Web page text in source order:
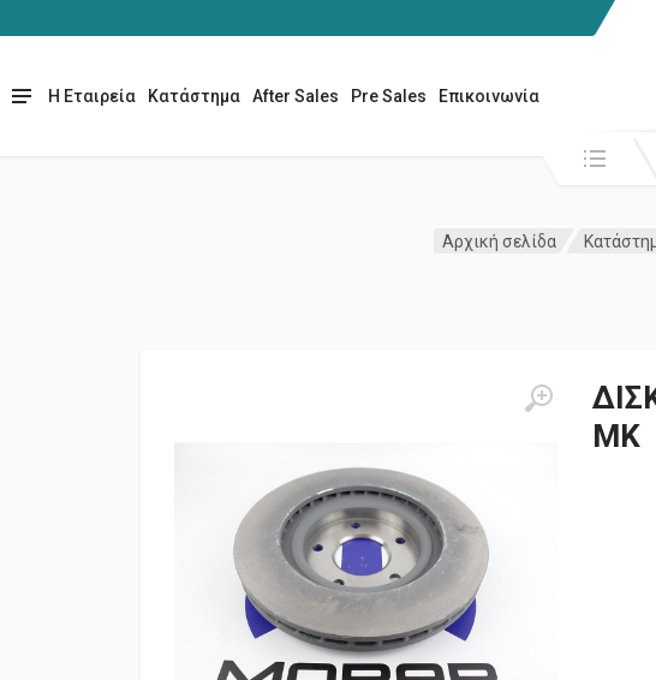
Η Εταιρεία Κατάστημα After Sales Pre Sales Επικοινωνία
Αναζήτησή σε:
Αρχική σελίδα
ΜΚ